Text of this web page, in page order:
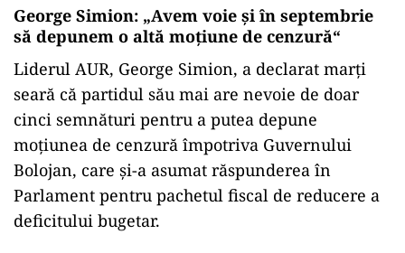
George Simion: „Avem voie și în septembrie
să depunem o altă moțiune de cenzură“
Liderul AUR, George Simion, a declarat marți
seară că partidul său mai are nevoie de doar
cinci semnături pentru a putea depune
moțiunea de cenzură împotriva Guvernului
Bolojan, care și-a asumat răspunderea în
Parlament pentru pachetul fiscal de reducere a
deficitului bugetar.